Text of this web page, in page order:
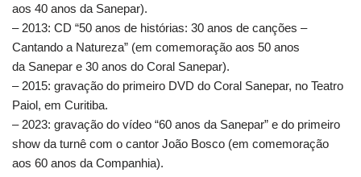
aos 40 anos da Sanepar).
– 2013: CD “50 anos de histórias: 30 anos de canções –
Cantando a Natureza” (em comemoração aos 50 anos
da Sanepar e 30 anos do Coral Sanepar).
– 2015: gravação do primeiro DVD do Coral Sanepar, no Teatro
Paiol, em Curitiba.
– 2023: gravação do vídeo “60 anos da Sanepar” e do primeiro
show da turnê com o cantor João Bosco (em comemoração
aos 60 anos da Companhia).